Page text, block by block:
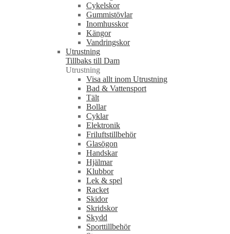
Cykelskor
Gummistövlar
Inomhusskor
Kängor
Vandringskor
Utrustning
Tillbaks till Dam
Utrustning
Visa allt inom Utrustning
Bad & Vattensport
Tält
Bollar
Cyklar
Elektronik
Friluftstillbehör
Glasögon
Handskar
Hjälmar
Klubbor
Lek & spel
Racket
Skidor
Skridskor
Skydd
Sporttillbehör